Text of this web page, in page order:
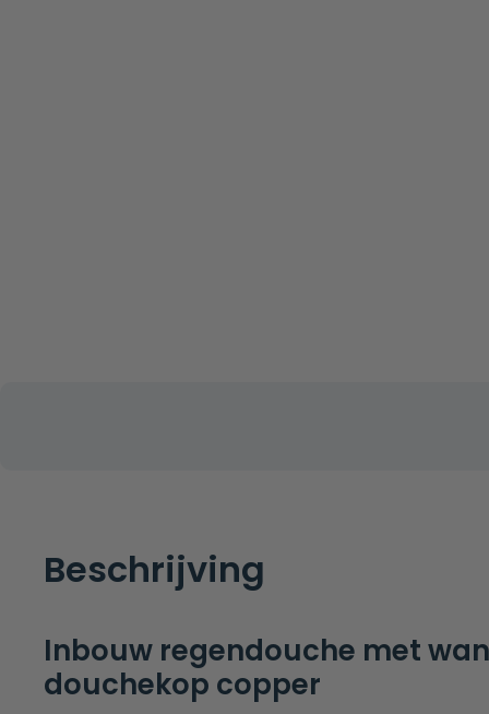
Beschrijving
Inbouw regendouche met
douchekop copper